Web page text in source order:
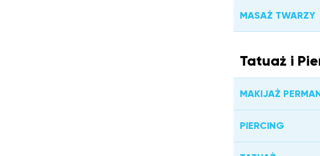
MASAŻ TWARZY
Tatuaż i
MAKIJAŻ
PIERCING